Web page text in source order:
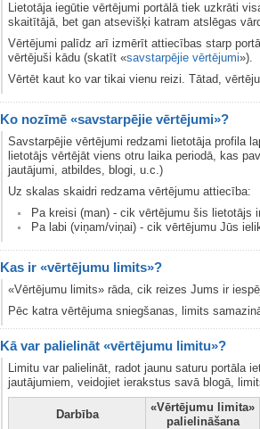
Lietotāja iegūtie vērtējumi portālā tiek uzkrāti
skaitītājā, bet gan atsevišķi katram atslēgas
Vērtējumi palīdz arī izmērīt attiecības starp
vērtējuši kādu (skatīt «savstarpējie vērtējumi»).
Vērtēt kaut ko var tikai vienu reizi. Tātad,
Ko nozīmē «savstarpējie vērtējumi»?
Savstarpējie vērtējumi redzami lietotāja profila
lietotājs vērtējāt viens otru laika periodā, kas
jautājumi, atbildes, blogi, u.c.)
Uz skalas skaidri redzama vērtējumu attiecība:
Pa kreisi (man) - cik vērtējumu šis lietotājs
Pa labi (viņam/viņai) - cik vērtējumu Jūs
Kas ir «vērtējumu limits»?
«Vērtējumu limits» rāda, cik reizes Jums ir
Pēc katra vērtējuma sniegšanas, limits
Kā var palielināt «vērtējumu limitu»?
Limitu var palielināt, radot jaunu saturu portāla
jautājumiem, veidojiet ierakstus savā blogā,
Darbība
«Vērtējumu limita»
palielināšana